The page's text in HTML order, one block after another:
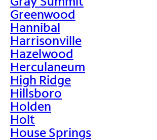
Greenwood
Hannibal
Harrisonville
Hazelwood
Herculaneum
High Ridge
Hillsboro
Holden
Holt
House Springs